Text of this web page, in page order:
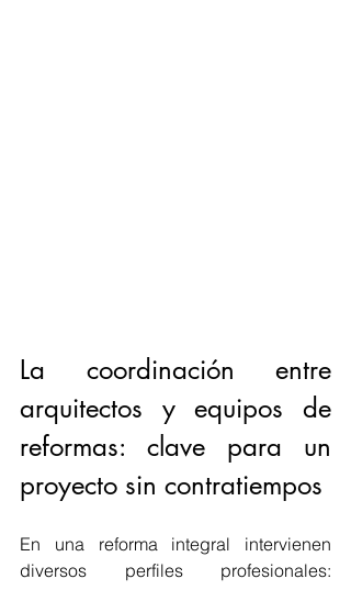
La coordinación entre
arquitectos y equipos de
reformas: clave para un
proyecto sin contratiempos
En una reforma integral intervienen
diversos perfiles profesionales: